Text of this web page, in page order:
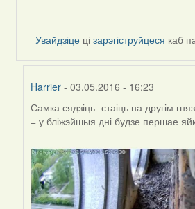
Tirioka
Увайдзіце цізарэгіструйцеся каб
Harrier - 03.05.2016 - 16:23
In
reply
by
Harrier
Самка сядзіць- стаіць на другім
= у бліжэйшыя дні будзе першае